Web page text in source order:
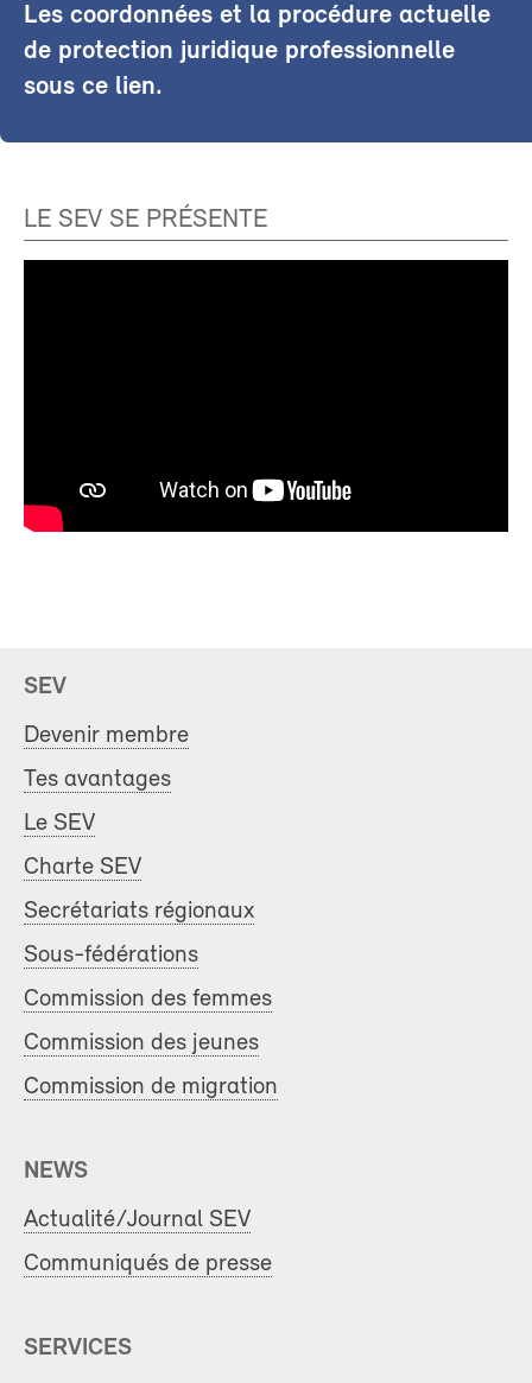
Les coordonnées et la procédure actuelle
de protection juridique professionnelle
sous ce lien.
LE SEV SE PRÉSENTE
SEV
Devenir membre
Tes avantages
Le SEV
Charte SEV
Secrétariats régionaux
Sous-fédérations
Commission des femmes
Commission des jeunes
Commission de migration
NEWS
Actualité/Journal SEV
Communiqués de presse
SERVICES